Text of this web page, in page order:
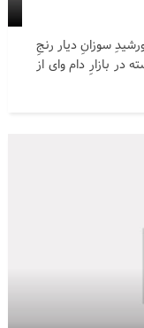
سوزانِ دیار رنجِ
در بازارِ دام وای از